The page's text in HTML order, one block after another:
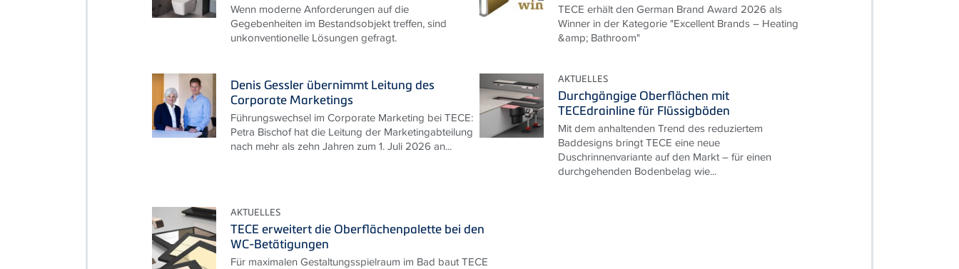
Wenn moderne Anforderungen auf die
Gegebenheiten im Bestandsobjekt treffen, sind
unkonventionelle Lösungen gefragt.
TECE erhält den German Brand Award 2026 als
Winner in der Kategorie "Excellent Brands – Heating
&amp; Bathroom"
Denis Gessler übernimmt Leitung des
Corporate Marketings
Führungswechsel im Corporate Marketing bei TECE:
Petra Bischof hat die Leitung der Marketingabteilung
nach mehr als zehn Jahren zum 1. Juli 2026 an...
AKTUELLES
Durchgängige Oberflächen mit
TECEdrainline für Flüssigböden
Mit dem anhaltenden Trend des reduziertem
Baddesigns bringt TECE eine neue
Duschrinnenvariante auf den Markt – für einen
durchgehenden Bodenbelag wie...
AKTUELLES
TECE erweitert die Oberflächenpalette bei den
WC-Betätigungen
Für maximalen Gestaltungsspielraum im Bad baut TECE